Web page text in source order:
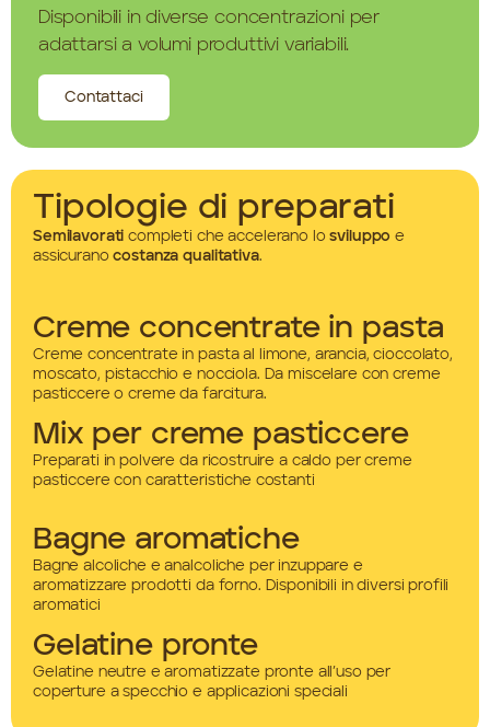
Disponibili in diverse concentrazioni per
adattarsi a volumi produttivi variabili.
Contattaci
Tipologie di preparati
Semilavorati completi che accelerano losviluppo e
assicuranocostanza qualitativa.
Creme concentrate in pasta
Creme concentrate in pasta al limone, arancia, cioccolato,
moscato, pistacchio e nocciola. Da miscelare con creme
pasticcere o creme da farcitura.
Mix per creme pasticcere
Preparati in polvere da ricostruire a caldo per creme
pasticcere con caratteristiche costanti
Bagne aromatiche
Bagne alcoliche e analcoliche per inzuppare e
aromatizzare prodotti da forno. Disponibili in diversi profili
aromatici
Gelatine pronte
Gelatine neutre e aromatizzate pronte all’uso per
coperture a specchio e applicazioni speciali